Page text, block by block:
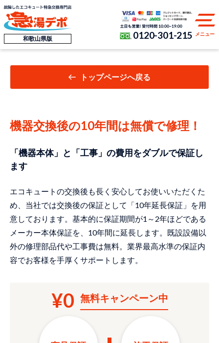
和歌山県版 0120-301-215 メニュー
トップページへ戻る
機器交換後の10年間は無償で修理！
「機器本体」と「工事」の費用をダブルで保証し
ます
エコキュートの交換後も長く安心してお使いいただくた
め、当社では交換後の保証として「10年延長保証」を用
意しております。基本的に保証期間が1～2年ほどである
メーカー本体保証を、10年間に延長します。既設設備以
外の修理部品代や工事費は無料。業界最高水準の保証内
容でお客様を手厚くサポートします。
¥0 無料キャンペーン中